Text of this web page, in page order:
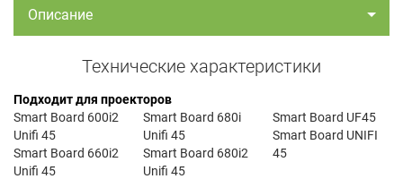
Описание
Технические характеристики
Подходит для проекторов
Smart Board 600i2
Unifi 45
Smart Board 660i2
Unifi 45
Smart Board 680i
Unifi 45
Smart Board 680i2
Unifi 45
Smart Board UF45
Smart Board UNIFI
45